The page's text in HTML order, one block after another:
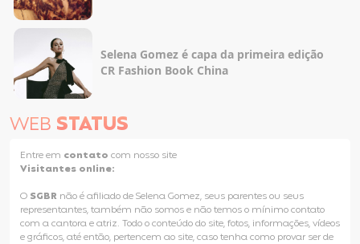
Selena Gomez é capa da primeira edição
CR Fashion Book China
WEB STATUS
Entre em contato com nosso site
Visitantes online:
O SGBR não é afiliado de Selena Gomez, seus parentes ou seus
representantes, também não somos e não temos o mínimo contato
com a cantora e atriz. Todo o conteúdo do site, fotos, informações, vídeos
e gráficos, até então, pertencem ao site, caso tenha como provar ser de